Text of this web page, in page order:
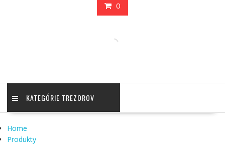
0
KATEGÓRIE TREZOROV
Home
Produkty